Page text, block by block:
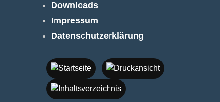
Downloads
Impressum
Datenschutzerklärung